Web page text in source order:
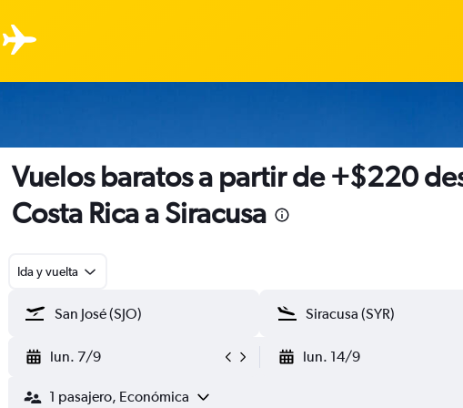
Vuelos baratos a partir de +$220
Costa Rica a Siracusa
Ida y vuelta
lun. 7/9 lun. 14/9
1 pasajero, Económica